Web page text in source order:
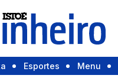
Esportes Menu